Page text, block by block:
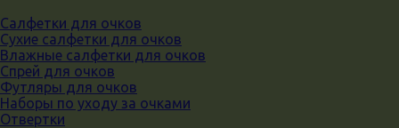
Салфетки для очков
Сухие салфетки для очков
Влажные салфетки для очков
Спрей для очков
Футляры для очков
Наборы по уходу за очками
Отвертки